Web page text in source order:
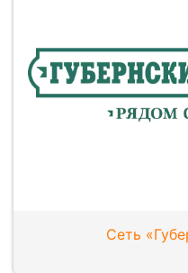
Сеть